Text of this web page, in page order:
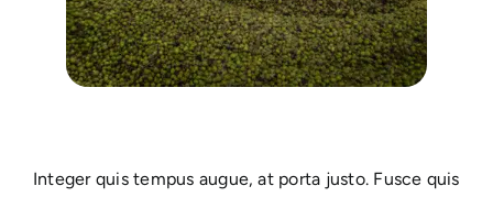
Integer quis tempus augue, at porta justo. Fusce quis